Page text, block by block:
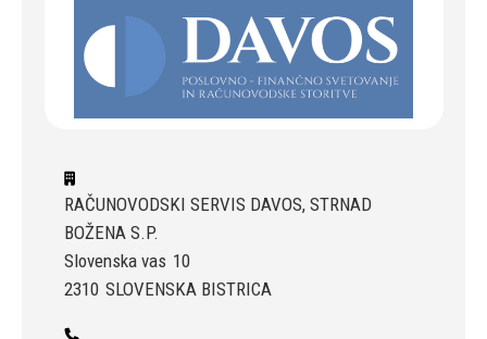
RAČUNOVODSKI SERVIS DAVOS, STRNAD
BOŽENA S.P.
Slovenska vas 10
2310 SLOVENSKA BISTRICA